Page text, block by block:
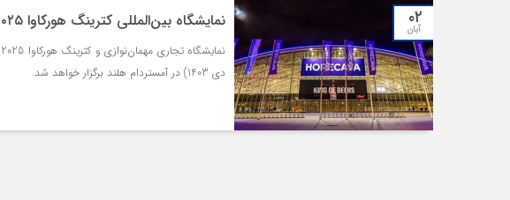
۰۲
آبان نمایشگاه بین‌المللی کترینگ هورکاوا ۲۰۲۵ در آمستردام هلند برگزار می‌شود
دی 1403) در آمستردام هلند برگزار خواهد شد.